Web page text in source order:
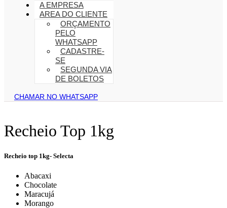
A EMPRESA
AREA DO CLIENTE
ORÇAMENTO
PELO
WHATSAPP
CADASTRE-
SE
SEGUNDA VIA
DE BOLETOS
CHAMAR NO WHATSAPP
Recheio Top 1kg
Recheio top 1kg- Selecta
Abacaxi
Chocolate
Maracujá
Morango